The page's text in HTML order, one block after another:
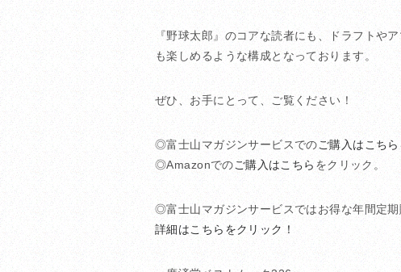
『野球太郎』のコアな読者にも、ドラフトや
も楽しめるような構成となっております。
ぜひ、お手にとって、ご覧ください！
◎富士山マガジンサービスでのご購入はこちら
◎Amazonでのご購入はこちら をクリック。
◎富士山マガジンサービスではお得な年間定期
詳細はこちらをクリック！